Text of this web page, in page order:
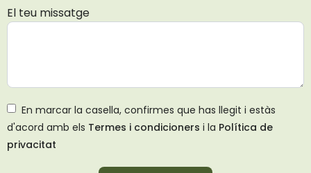
El teu missatge
En marcar la casella, confirmes que has llegit i estàs
d'acord amb els Termes i condicioners i la Política de
privacitat